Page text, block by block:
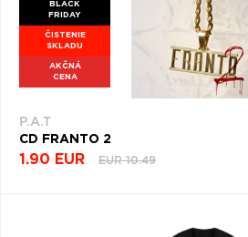
BLACK
FRIDAY
ČISTENIE
SKLADU
AKČNÁ
CENA
P.A.T
CD FRANTO 2
1.90 EUR EUR 10.49